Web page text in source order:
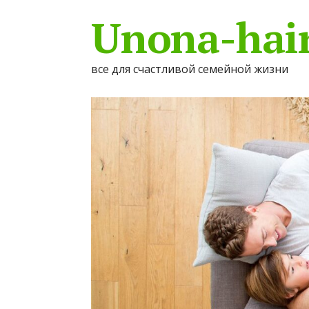
Unona-
все для счастливой семейной жизни